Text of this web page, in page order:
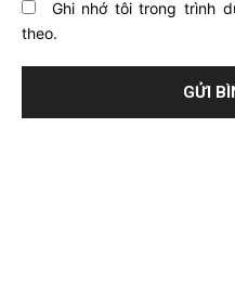
Ghi nhớ tôi trong trình
theo.